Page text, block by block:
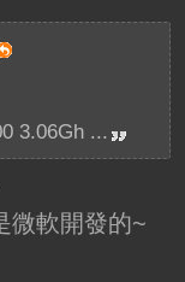
3.06Gh ...
微軟開發的~